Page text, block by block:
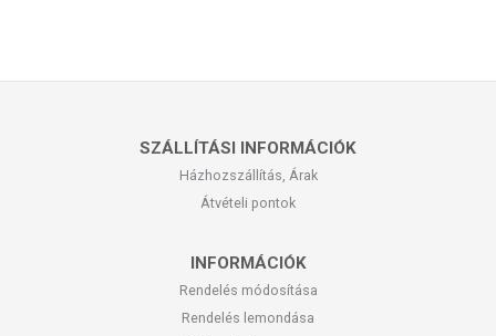
SZÁLLÍTÁSI INFORMÁCIÓK
Házhozszállítás, Árak
Átvételi pontok
INFORMÁCIÓK
Rendelés módosítása
Rendelés lemondása